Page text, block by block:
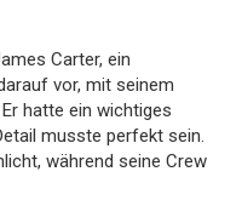
Carter, ein
vor, mit seinem
hatte ein wichtiges
musste perfekt sein.
während seine Crew